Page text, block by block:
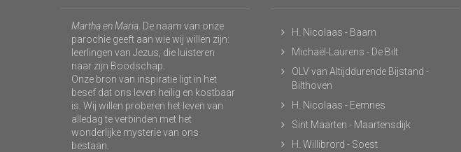
Martha en Maria . De naam van onze
parochie geeft aan wie wij willen zijn:
leerlingen van Jezus, die luisteren
naar zijn Boodschap.
Onze bron van inspiratie ligt in het
besef dat ons leven heilig en kostbaar
is. Wij willen proberen het leven van
alledag te verbinden met het
wonderlijke mysterie van ons
bestaan.
H. Nicolaas - Baarn
Michaël-Laurens - De Bilt
OLV van Altijddurende Bijstand -
Bilthoven
H. Nicolaas - Eemnes
Sint Maarten - Maartensdijk
H. Willibrord - Soest